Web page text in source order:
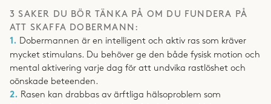
3 SAKER DU BÖR TÄNKA PÅ OM DU FUNDERA PÅ
ATT SKAFFA DOBERMANN:
1. Dobermannen är en intelligent och aktiv ras som kräver
mycket stimulans. Du behöver ge den både fysisk motion och
mental aktivering varje dag för att undvika rastlöshet och
oönskade beteenden.
2. Rasen kan drabbas av ärftliga hälsoproblem som